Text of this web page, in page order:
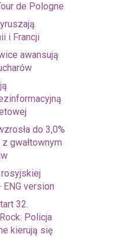
de Pologne
i Francji
awansują
do 3,0%
gwałtownym
version
32.
Policja
kierują się